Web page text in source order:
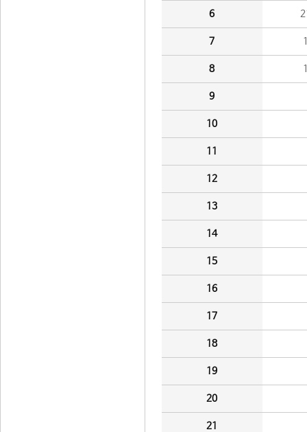
6
7
8
9
10
11
12
13
14
15
16
17
18
19
20
21